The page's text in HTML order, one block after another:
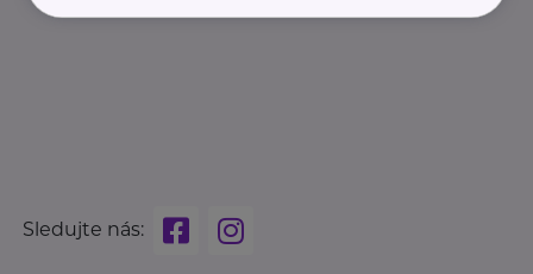
Sledujte nás: